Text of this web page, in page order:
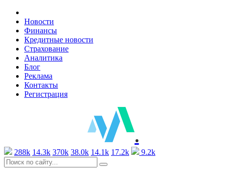
Новости
Финансы
Кредитные новости
Страхование
Аналитика
Блог
Реклама
Контакты
Регистрация
.
288k 14.3k 370k 38.0k 14.1k 17.2k 9.2k